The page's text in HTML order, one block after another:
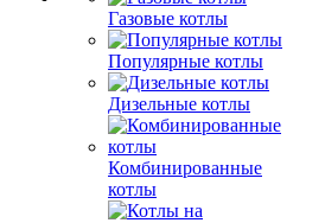
Газовые котлы
Популярные котлы
Дизельные котлы
Комбинированные
котлы